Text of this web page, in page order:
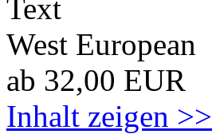
Text
West European
ab 32,00 EUR
Inhalt zeigen >>